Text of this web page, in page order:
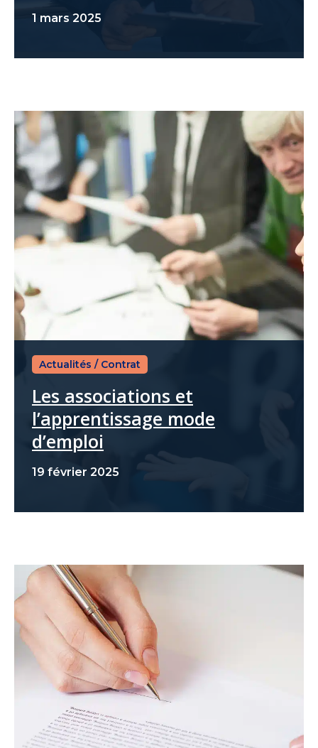
1 mars 2025
Actualités / Contrat
Les associations et
l’apprentissage mode
d’emploi
19 février 2025